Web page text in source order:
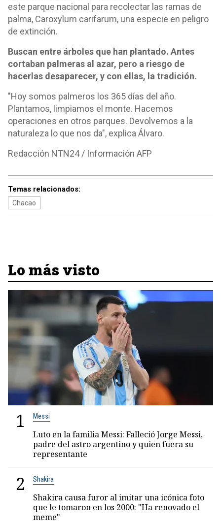
este parque nacional para recolectar las ramas de
palma, Caroxylum carifarum, una especie en peligro
de extinción.
Buscan entre árboles que han plantado. Antes
cortaban palmeras al azar, pero a riesgo de
hacerlas desaparecer, y con ellas, la tradición.
"Hoy somos palmeros los 365 días del año.
Plantamos, limpiamos el monte. Hacemos
operaciones en otros parques. Devolvemos a la
naturaleza lo que nos da", explica Álvaro.
Redacción NTN24 / Información AFP
Temas relacionados:
Chacao
Lo más visto
1 Messi
Luto en la familia Messi: Falleció Jorge Messi,
padre del astro argentino y quien fuera su
representante
2 Shakira
Shakira causa furor al imitar una icónica foto
que le tomaron en los 2000: "Ha renovado el
meme"